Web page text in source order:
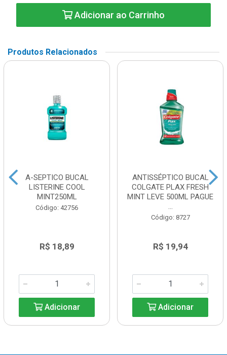
Adicionar ao Carrinho
Produtos Relacionados
A-SEPTICO BUCAL
LISTERINE COOL
MINT250ML
Código: 42756
R$ 18,89
Adicionar
ANTISSÉPTICO BUCAL
COLGATE PLAX FRESH
MINT LEVE 500ML PAGUE
...
Código: 8727
R$ 19,94
Adicionar